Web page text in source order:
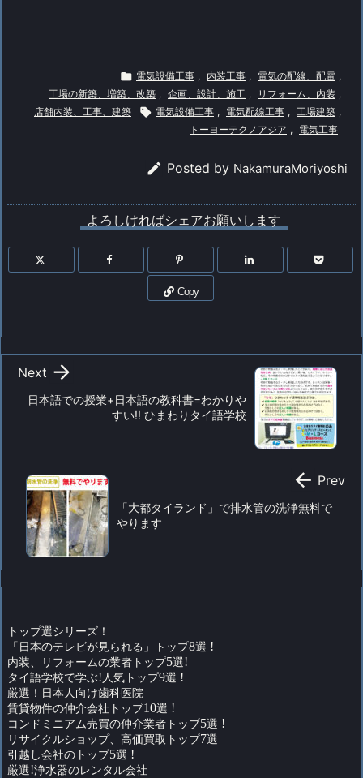
 電気設備工事 , 内装工事 , 電気の配線、配電 ,
工場の新築、増築、改築 , 企画、設計、施工 , リフォーム、内装 ,
店舗内装、工事、建築
 電気設備工事 , 電気配線工事 , 工場建築 ,
トーヨーテクノアジア , 電気工事
 Posted by NakamuraMoriyoshi
よろしければシェアお願いします
Copy
日本語での授業+日本語の教科書=わかりや
すい!! ひまわりタイ語学校

Next
「大都タイランド」で排水管の洗浄無料で
やります
 Prev
トップ選シリーズ！
「日本のテレビが見られる」トップ8選 !
内装、リフォームの業者トップ5選!
タイ語学校で学ぶ! 人気トップ9選 !
厳選！日本人向け歯科医院
賃貸物件の仲介会社トップ10選 !
コンドミニアム売買の仲介業者トップ5選 !
リサイクルショップ、高価買取トップ7選
引越し会社のトップ5選 !
厳選!浄水器のレンタル会社